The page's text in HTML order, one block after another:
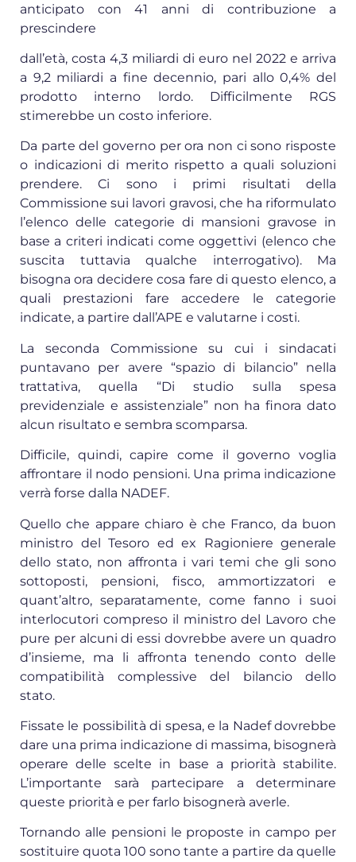
anticipato con 41 anni di contribuzione a
prescindere
dall’età, costa 4,3 miliardi di euro nel 2022 e arriva
a 9,2 miliardi a fine decennio, pari allo 0,4% del
prodotto interno lordo. Difficilmente RGS
stimerebbe un costo inferiore.
Da parte del governo per ora non ci sono risposte
o indicazioni di merito rispetto a quali soluzioni
prendere. Ci sono i primi risultati della
Commissione sui lavori gravosi, che ha riformulato
l’elenco delle categorie di mansioni gravose in
base a criteri indicati come oggettivi (elenco che
suscita tuttavia qualche interrogativo). Ma
bisogna ora decidere cosa fare di questo elenco, a
quali prestazioni fare accedere le categorie
indicate, a partire dall’APE e valutarne i costi.
La seconda Commissione su cui i sindacati
puntavano per avere “spazio di bilancio” nella
trattativa, quella “Di studio sulla spesa
previdenziale e assistenziale” non ha finora dato
alcun risultato e sembra scomparsa.
Difficile, quindi, capire come il governo voglia
affrontare il nodo pensioni. Una prima indicazione
verrà forse dalla NADEF.
Quello che appare chiaro è che Franco, da buon
ministro del Tesoro ed ex Ragioniere generale
dello stato, non affronta i vari temi che gli sono
sottoposti, pensioni, fisco, ammortizzatori e
quant’altro, separatamente, come fanno i suoi
interlocutori compreso il ministro del Lavoro che
pure per alcuni di essi dovrebbe avere un quadro
d’insieme, ma li affronta tenendo conto delle
compatibilità complessive del bilancio dello
stato.
Fissate le possibilità di spesa, e la Nadef dovrebbe
dare una prima indicazione di massima, bisognerà
operare delle scelte in base a priorità stabilite.
L’importante sarà partecipare a determinare
queste priorità e per farlo bisognerà averle.
Tornando alle pensioni le proposte in campo per
sostituire quota 100 sono tante a partire da quelle